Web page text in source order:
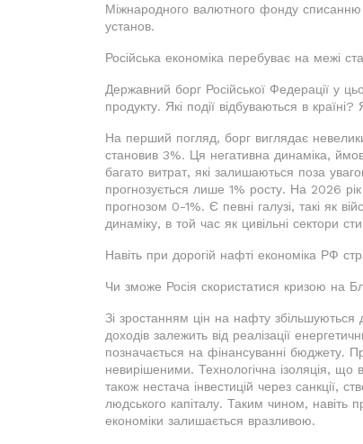
Міжнародного валютного фонду списанню
установ.
Російська економіка перебуває на межі
Державний борг Російської Федерації у
продукту. Які події відбуваються в
На перший погляд, борг виглядає
становив 3%. Ця негативна динаміка,
багато витрат, які залишаються поза
прогнозується лише 1% росту. На 2026 рік
прогнозом 0-1%. Є певні галузі, такі як
динаміку, в той час як цивільні сектори
Навіть при дорогій нафті економіка РФ
Чи зможе Росія скористатися кризою на
Зі зростанням цін на нафту
доходів залежить від реалізації
позначається на фінансуванні бюджету.
невирішеними. Технологічна ізоляція, що
також нестача інвестицій через санкції,
людського капіталу. Таким чином, навіть
економіки залишається вразливою.